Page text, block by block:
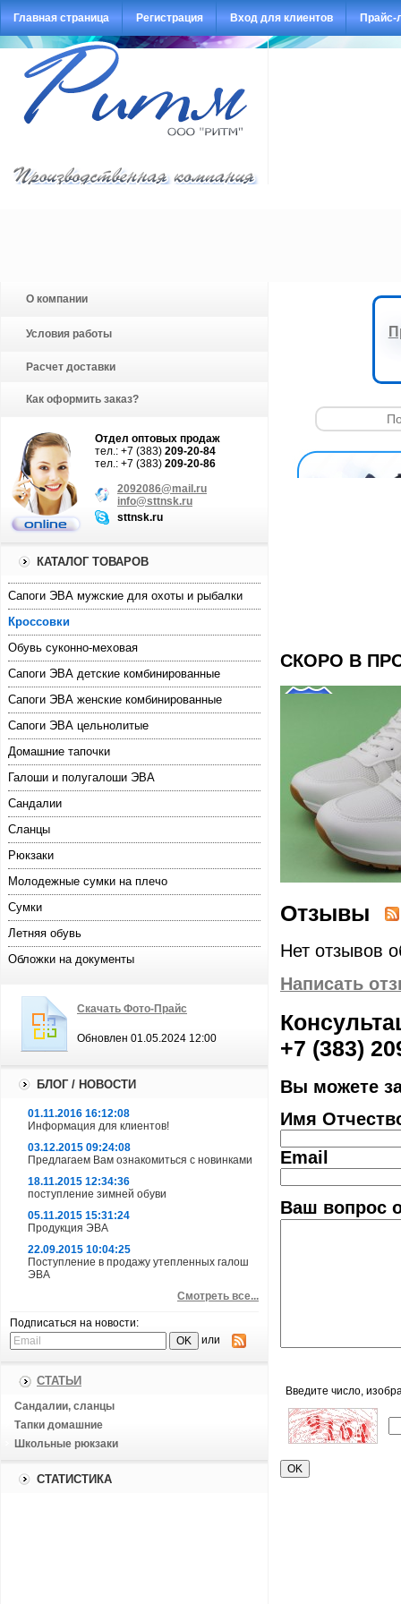
Главная страница Регистрация Вход для клиентов Прайс-
О компании
Условия работы
Расчет доставки
Как оформить заказ?
Отдел оптовых продаж
тел.: +7 (383) 209-20-84
тел.: +7 (383) 209-20-86
2092086@mail.ru
info@sttnsk.ru
sttnsk.ru
КАТАЛОГ ТОВАРОВ
Cапоги ЭВА мужские для охоты и рыбалки
Кроссовки
Обувь суконно-меховая
Сапоги ЭВА детские комбинированные
Сапоги ЭВА женские комбинированные
Сапоги ЭВА цельнолитые
Домашние тапочки
Галоши и полугалоши ЭВА
Сандалии
Сланцы
Рюкзаки
Молодежные сумки на плечо
Сумки
Летняя обувь
Обложки на документы
Скачать Фото-Прайс
Обновлен 01.05.2024 12:00
БЛОГ / НОВОСТИ
01.11.2016 16:12:08
Информация для клиентов!
03.12.2015 09:24:08
Предлагаем Вам ознакомиться с новинками
18.11.2015 12:34:36
поступление зимней обуви
05.11.2015 15:31:24
Продукция ЭВА
22.09.2015 10:04:25
Поступление в продажу утепленных галош
ЭВА
Смотреть все...
Подписаться на новости:
или
СТАТЬИ
Сандалии, сланцы
Тапки домашние
Школьные рюкзаки
СТАТИСТИКА
СКОРО В
Отзывы
Нет отзывов
Написать
+7 (383)
Вы можете
Имя
Email
Ваш вопрос
Введите число,